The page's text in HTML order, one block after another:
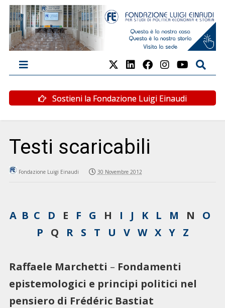
Sostieni la Fondazione Luigi Einaudi
Testi scaricabili
Fondazione Luigi Einaudi 30 Novembre 2012
A B C D E F G H I J K L M N O
P Q R S T U V W X Y Z
Raffaele Marchetti – Fondamenti
epistemologici e principi politici nel
pensiero di Frédéric Bastiat